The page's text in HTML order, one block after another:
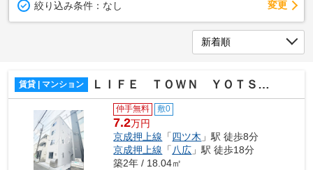
絞り込み条件： なし 変更
賃貸 | マンション ＬＩＦＥ ＴＯＷＮ ＹＯＴＳＵＧＩ
仲手無料 敷0
7.2万円
京成押上線 「四ツ木 」駅 徒歩8分
京成押上線 「八広 」駅 徒歩18分
築2年 / 18.04㎡